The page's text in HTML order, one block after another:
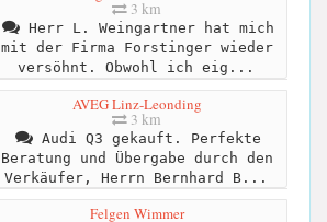
3 km
Herr L. Weingartner hat mich
mit der Firma Forstinger wieder
versöhnt. Obwohl ich eig...
AVEG Linz-Leonding
3 km
Audi Q3 gekauft. Perfekte
Beratung und Übergabe durch den
Verkäufer, Herrn Bernhard B...
Felgen Wimmer